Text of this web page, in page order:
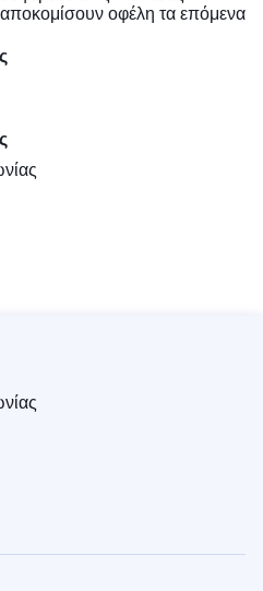
αποκομίσουν οφέλη τα επόμενα